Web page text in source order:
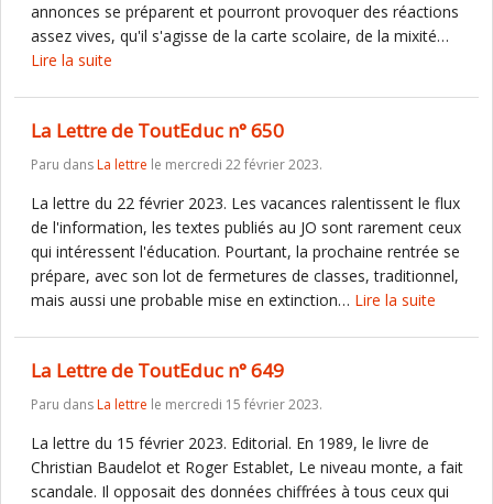
annonces se préparent et pourront provoquer des réactions
assez vives, qu'il s'agisse de la carte scolaire, de la mixité…
Lire la suite
La Lettre de ToutEduc n° 650
Paru dansLa lettre le mercredi 22 février 2023.
La lettre du 22 février 2023. Les vacances ralentissent le flux
de l'information, les textes publiés au JO sont rarement ceux
qui intéressent l'éducation. Pourtant, la prochaine rentrée se
prépare, avec son lot de fermetures de classes, traditionnel,
mais aussi une probable mise en extinction… Lire la suite
La Lettre de ToutEduc n° 649
Paru dansLa lettre le mercredi 15 février 2023.
La lettre du 15 février 2023. Editorial. En 1989, le livre de
Christian Baudelot et Roger Establet, Le niveau monte, a fait
scandale. Il opposait des données chiffrées à tous ceux qui